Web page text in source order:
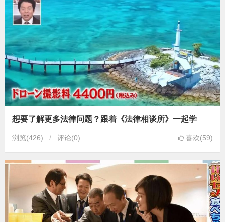
想要了解更多法律问题？跟着《法律相谈所》一起学
浏览(426) 评论(0) 喜欢(59)